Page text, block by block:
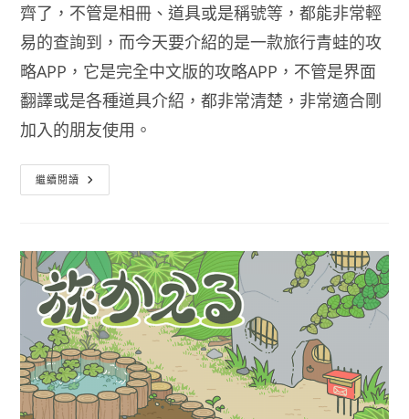
齊了，不管是相冊、道具或是稱號等，都能非常輕
易的查詢到，而今天要介紹的是一款旅行青蛙的攻
略APP，它是完全中文版的攻略APP，不管是界面
翻譯或是各種道具介紹，都非常清楚，非常適合剛
加入的朋友使用。
繼續閱讀 旅
行
APP
漢
化
中
文
版
攻
略
For
旅
行
青
蛙